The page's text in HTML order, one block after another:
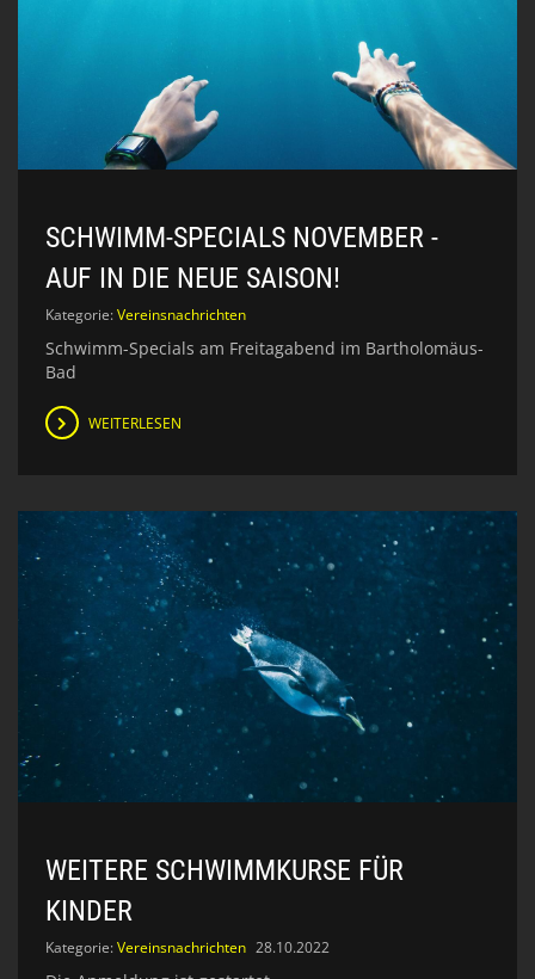
SCHWIMM-SPECIALS NOVEMBER -
AUF IN DIE NEUE SAISON!
Kategorie:Vereinsnachrichten
Schwimm-Specials am Freitagabend im Bartholomäus-
Bad
WEITERLESEN
WEITERE SCHWIMMKURSE FÜR
KINDER
Kategorie:Vereinsnachrichten 28.10.2022